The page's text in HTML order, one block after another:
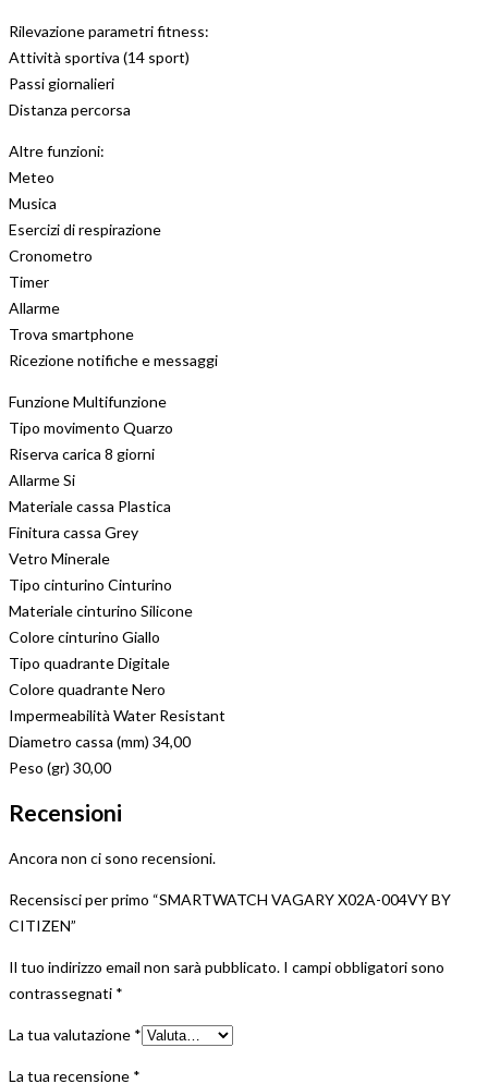
Rilevazione parametri fitness:
Attività sportiva (14 sport)
Passi giornalieri
Distanza percorsa
Altre funzioni:
Meteo
Musica
Esercizi di respirazione
Cronometro
Timer
Allarme
Trova smartphone
Ricezione notifiche e messaggi
Funzione Multifunzione
Tipo movimento Quarzo
Riserva carica 8 giorni
Allarme Si
Materiale cassa Plastica
Finitura cassa Grey
Vetro Minerale
Tipo cinturino Cinturino
Materiale cinturino Silicone
Colore cinturino Giallo
Tipo quadrante Digitale
Colore quadrante Nero
Impermeabilità Water Resistant
Diametro cassa (mm) 34,00
Peso (gr) 30,00
Recensioni
Ancora non ci sono recensioni.
Recensisci per primo “SMARTWATCH VAGARY X02A-004VY BY
CITIZEN”
Il tuo indirizzo email non sarà pubblicato. I campi obbligatori sono
contrassegnati *
La tua valutazione *
La tua recensione *